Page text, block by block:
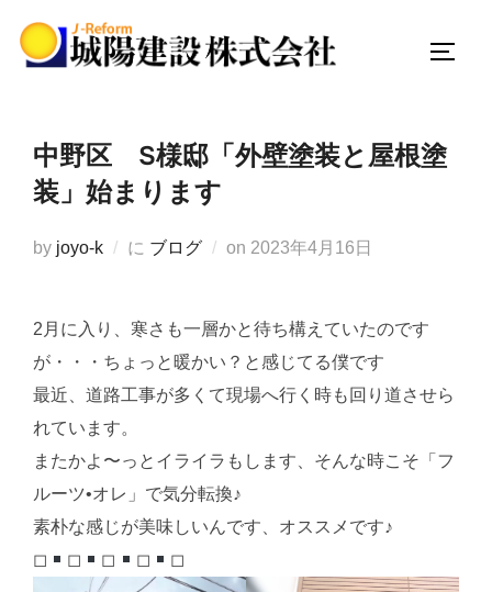
中野区 S様邸「外壁塗装と屋根塗
装」始まります
by joyo-k に ブログ on 投
2023年4月16日
2月に入り、寒さも一層かと待ち構えていたのです
が・・・ちょっと暖かい？と感じてる僕です
最近、道路工事が多くて現場へ行く時も回り道させら
れています。
またかよ〜っとイライラもします、そんな時こそ「フ
ルーツ•オレ」で気分転換♪
素朴な感じが美味しいんです、オススメです♪
◻︎
◻︎ ◻︎ ◻︎ ◻︎